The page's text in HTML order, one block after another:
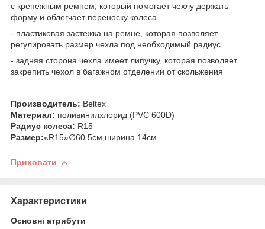
с крепежным ремнем, который помогает чехлу держать
форму и облегчает переноску колеса
- пластиковая застежка на ремне, которая позволяет
регулировать размер чехла под необходимый радиус
- задняя сторона чехла имеет липучку, которая позволяет
закрепить чехол в багажном отделении от скольжения
Производитель: Beltex
Материал: поливинилхлорид (PVC 600D)
Радиус колеса: R15
Размер:«R15»∅60.5см,ширина 14см
Приховати
Характеристики
Основні атрибути